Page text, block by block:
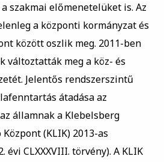
szakmai előmenetelüket is. Az
a központi kormányzat és
között oszlik meg. 2011-ben
változtatták meg a köz- és
Jelentős rendszerszintű
átadása az
államnak a Klebelsberg
(KLIK) 2013-as
évi CLXXXVIII. törvény). A KLIK